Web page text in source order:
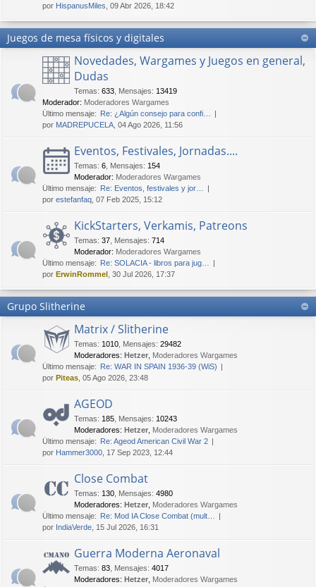
por HispanusMiles , 09 Abr 2026, 18:42
Juegos de mesa físicos y digitales
Novedades, Wargames y Juegos en general,
Dudas
Temas: 633 Mensajes: 13419
Moderador: Moderadores Wargames
Último mensaje: Re: ¿Algún consejo para confi…
por MADREPUCELA , 04 Ago 2026, 11:56
Eventos, Festivales, Jornadas....
Temas: 6 Mensajes: 154
Moderador: Moderadores Wargames
Último mensaje: Re: Eventos, festivales y jor…
por estefanfaq , 07 Feb 2025, 15:12
KickStarters, Verkamis, Patreons
Temas: 37 Mensajes: 714
Moderador: Moderadores Wargames
Último mensaje: Re: SOLACIA - libros para jug…
por ErwinRommel , 30 Jul 2026, 17:37
Grupo Slitherine
Matrix / Slitherine
Temas: 1010 Mensajes: 29482
Moderadores: Hetzer Moderadores Wargames
Último mensaje: Re: WAR IN SPAIN 1936-39 (WiS)
por Piteas , 05 Ago 2026, 23:48
AGEOD
Temas: 185 Mensajes: 10243
Moderadores: Hetzer Moderadores Wargames
Último mensaje: Re: Ageod American Civil War 2
por Hammer3000 , 17 Sep 2023, 12:44
Close Combat
Temas: 130 Mensajes: 4980
Moderadores: Hetzer Moderadores Wargames
Último mensaje: Re: Mod IA Close Combat (mult…
por IndiaVerde , 15 Jul 2026, 16:31
Guerra Moderna Aeronaval
Temas: 83 Mensajes: 4017
Moderadores: Hetzer Moderadores Wargames